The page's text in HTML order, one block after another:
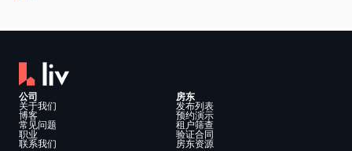
公司
关于我们
博客
常见问题
职业
联系我们
房东
发布列表
预约演示
租户筛查
验证合同
房东资源